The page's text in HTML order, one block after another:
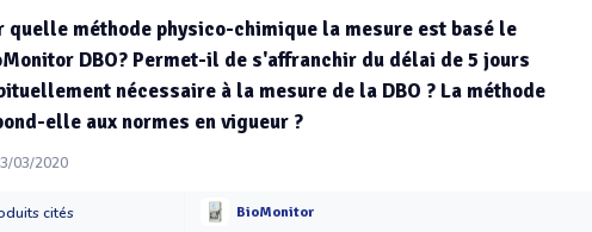
quelle méthode physico-chimique la mesure est basé le
DBO? Permet-il de s'affranchir du délai de 5 jours
nécessaire à la mesure de la DBO ? La méthode
elle aux normes en vigueur ?
03/2020
cités BioMonitor